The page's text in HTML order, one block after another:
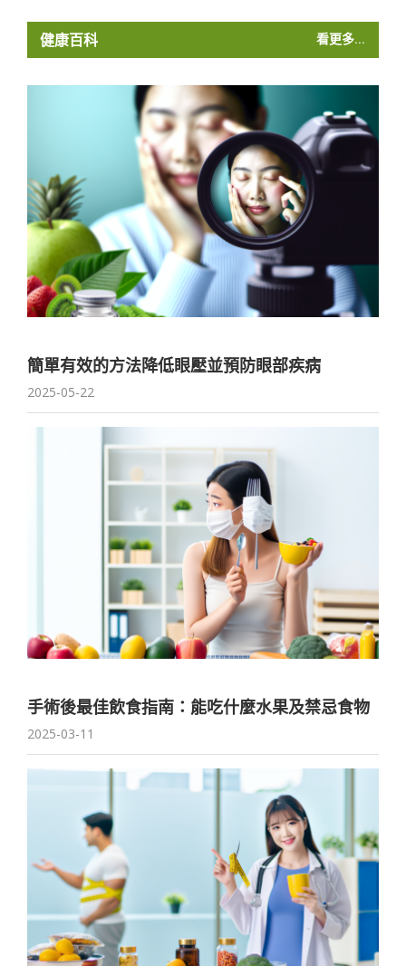
看更多...
健康百科
簡單有效的方法降低眼壓並預防眼部疾病
2025-05-22
手術後最佳飲食指南：能吃什麼水果及禁忌食物
2025-03-11